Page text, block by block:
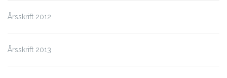
Årsskrift 2012
Årsskrift 2013